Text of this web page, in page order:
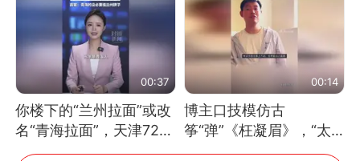
00:37
你楼下的“兰州拉面”或改
名“青海拉面”，天津72家
面馆已集体更换招牌
00:14
博主口技模仿古
筝“弹”《枉凝眉》，“太
像了～你是吃古筝长大的